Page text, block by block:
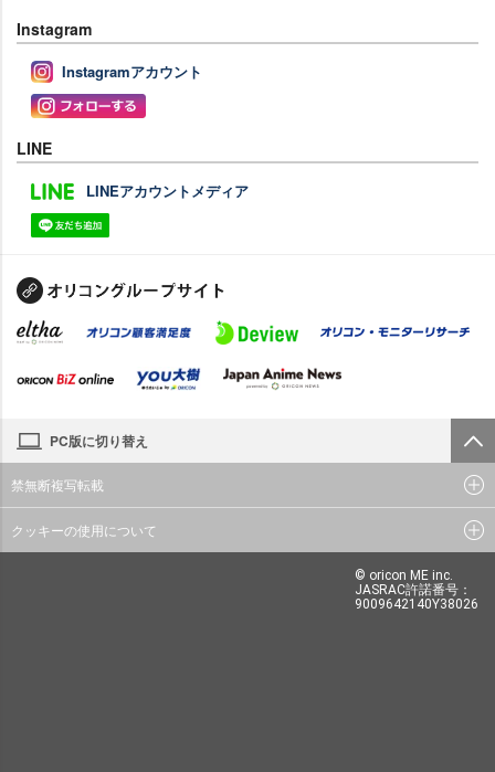
Instagram
Instagramアカウント
LINE
LINEアカウントメディア
PC版に切り替え
禁無断複写転載
クッキーの使用について
© oricon ME inc.
JASRAC許諾番号：
9009642140Y38026